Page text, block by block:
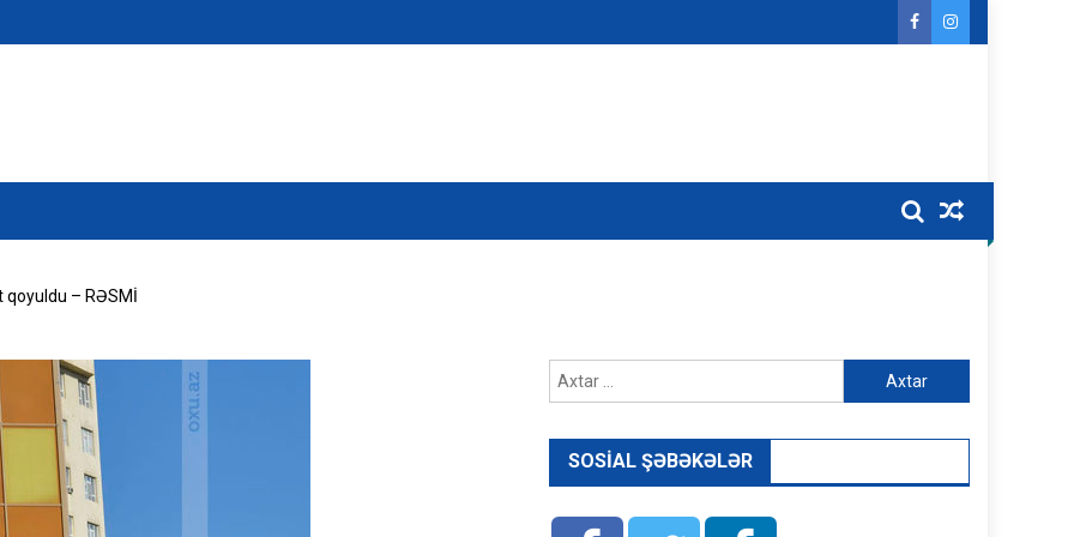
qoyuldu – RƏSMİ
Axtarış:
SOSIAL ŞƏBƏKƏLƏR